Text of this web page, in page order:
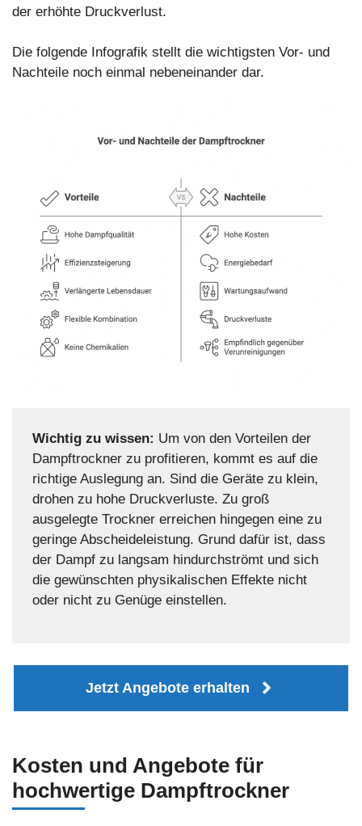
der erhöhte Druckverlust.
Die folgende Infografik stellt die wichtigsten Vor- und
Nachteile noch einmal nebeneinander dar.
Wichtig zu wissen: Um von den Vorteilen der
Dampftrockner zu profitieren, kommt es auf die
richtige Auslegung an. Sind die Geräte zu klein,
drohen zu hohe Druckverluste. Zu groß
ausgelegte Trockner erreichen hingegen eine zu
geringe Abscheideleistung. Grund dafür ist, dass
der Dampf zu langsam hindurchströmt und sich
die gewünschten physikalischen Effekte nicht
oder nicht zu Genüge einstellen.
Jetzt Angebote erhalten
Kosten und Angebote für
hochwertige Dampftrockner